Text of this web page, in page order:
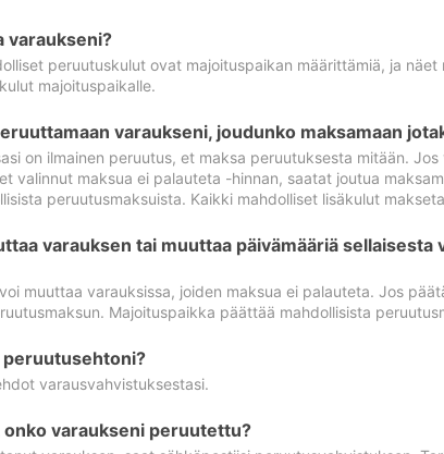
varaukseni?
peruutuskulut ovat majoituspaikan määrittämiä, ja
majoituspaikalle.
varaukseni, joudunko maksamaan
on ilmainen peruutus, et maksa peruutuksesta mitään.
valinnut maksua ei palauteta -hinnan, saatat joutua
peruutusmaksuista. Kaikki mahdolliset lisäkulut
varauksen tai muuttaa päivämääriä sellaisesta
muuttaa varauksissa, joiden maksua ei palauteta. Jos
Majoituspaikka päättää mahdollisista
peruutusehtoni?
varausvahvistuksestasi.
onko varaukseni peruutettu?